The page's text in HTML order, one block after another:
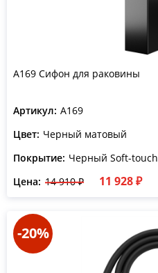
A169 Сифон для раковины
Артикул: A169
Цвет: Черный матовый
Покрытие: Черный Soft-touch
Цена: 14 910 ₽ 11 928 ₽
-20%